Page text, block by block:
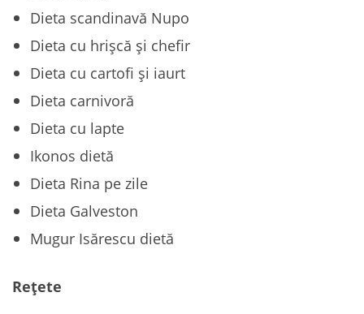
Dieta scandinavă Nupo
Dieta cu hrișcă și chefir
Dieta cu cartofi și iaurt
Dieta carnivoră
Dieta cu lapte
Ikonos dietă
Dieta Rina pe zile
Dieta Galveston
Mugur Isărescu dietă
Rețete